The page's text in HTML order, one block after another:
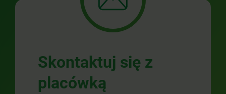
Skontaktuj się z
placówką